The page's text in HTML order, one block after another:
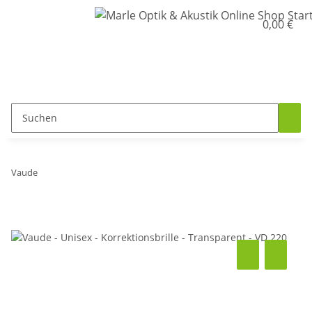
0,00 €
Vaude